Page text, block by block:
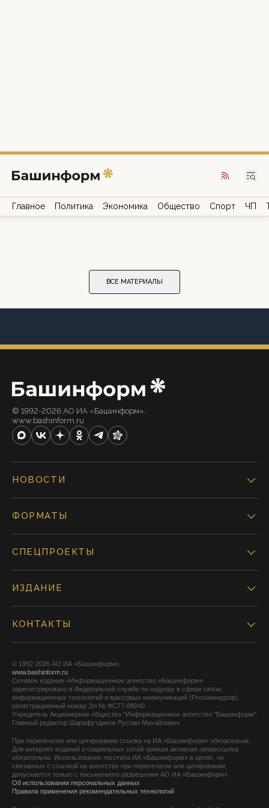
Главное Политика Экономика Общество Спорт ЧП
ВСЕ МАТЕРИАЛЫ
© 1992-2026 АО ИА «Башинформ».
www.bashinform.ru
НОВОСТИ
ФОРМАТЫ
СПЕЦПРОЕКТЫ
ИЗДАНИЕ
КОНТАКТЫ
© 1992-2026 АО ИА «Башинформ».
www.bashinform.ru
Сетевое издание «Информационное агентство «Башинформ»
зарегистрировано в Федеральной службе по надзору в сфере связи,
информационных технологий и массовых коммуникаций (Роскомнадзор),
регистрационный номер Эл № ФС77-88040
Учредитель Акционерное общество "Информационное агентство "Башинформ"
Главный редактор Шарафутдинов Руслан Михайлович
При перепечатке или цитировании ссылка на ИА «Башинформ» обязательна.
Для интернет-изданий и социальных сетей прямая активная гиперссылка
обязательна. Использование логотипа ИА «Башинформ» в целях, не
связанных с ссылкой на агентство при перепечатке или цитировании,
допускается только с письменного разрешения АО ИА «Башинформ».
Об использовании персональных данных
Правила применения рекомендательных технологий